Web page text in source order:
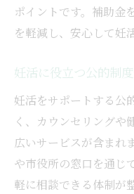
ポイントです。補助金
を軽減し、安心して妊
妊活に役立つ公的制
妊活をサポートする公
く、カウンセリングや
広いサービスが含まれ
や市役所の窓口を通じ
軽に相談できる体制が